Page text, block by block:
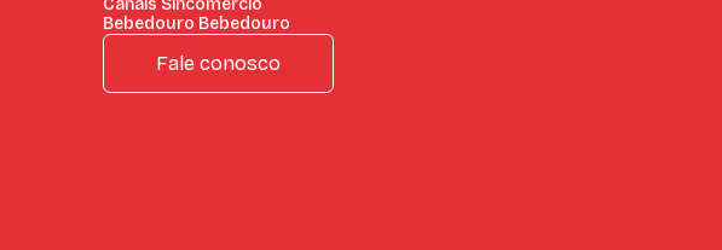
Canais Sincomercio
Bebedouro Bebedouro
Fale conosco